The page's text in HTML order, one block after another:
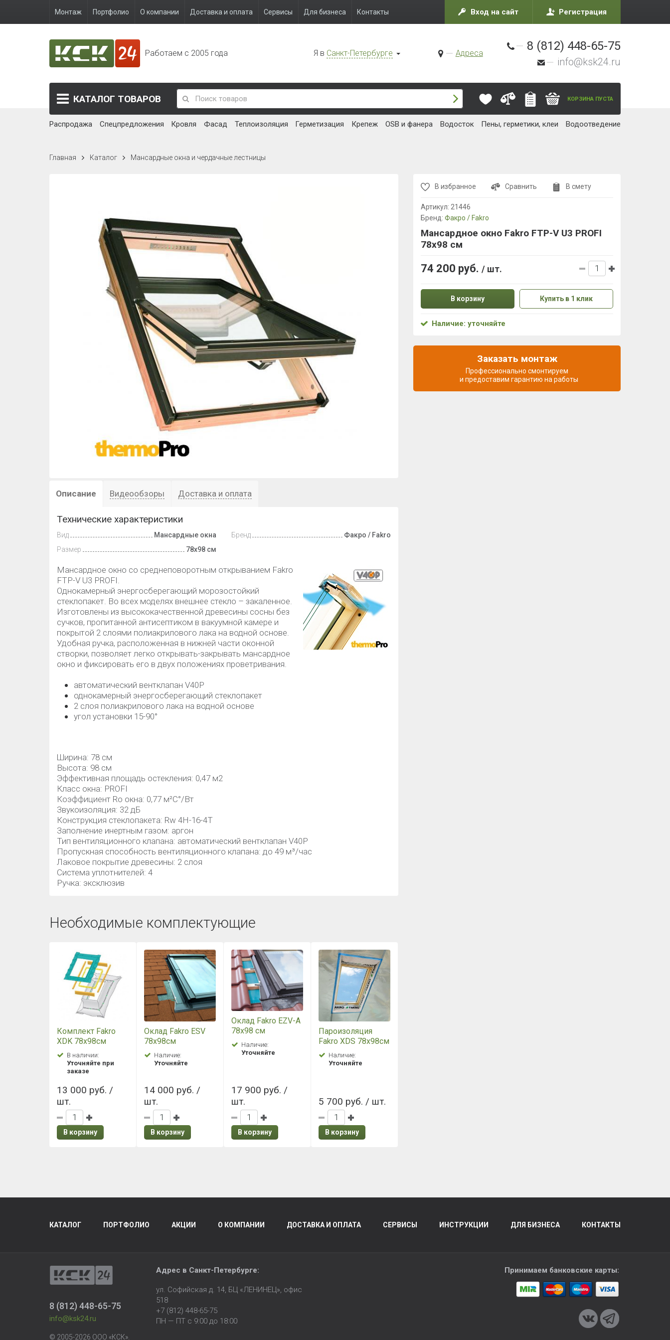
Монтаж Портфолио О компании Доставка и оплата Сервисы Для бизнеса Контакты Вход на сайт Регистрация
Работаем с 2005 года Я в Санкт-Петербурге Адреса
8 (812) 448-65-75
info@ksk24.ru
КАТАЛОГ ТОВАРОВ КОРЗИНА ПУСТА
Распродажа Спецпредложения Кровля Фасад Теплоизоляция Герметизация Крепеж OSB и фанера Водосток Пены, герметики, клеи Водоотведение
Главная Каталог Мансардные окна и чердачные лестницы
Описание Видеообзоры Доставка и оплата
Технические характеристики
Вид
Мансардные окна
Размер
78х98 см
Бренд Факро / Fakro
Мансардное окно со среднеповоротным открыванием Fakro
FTP-V U3 PROFI.
Однокамерный энергосберегающий морозостойкий
стеклопакет. Во всех моделях внешнее стекло – закаленное.
Изготовлены из высококачественной древесины сосны без
сучков, пропитанной антисептиком в вакуумной камере и
покрытой 2 слоями полиакрилового лака на водной основе.
Удобная ручка, расположенная в нижней части оконной
створки, позволяет легко открывать-закрывать мансардное
окно и фиксировать его в двух положениях проветривания.
автоматический вентклапан V40P
однокамерный энергосберегающий стеклопакет
2 слоя полиакрилового лака на водной основе
угол установки 15-90°
Ширина: 78 см
Высота: 98 см
Эффективная площадь остекления: 0,47 м2
Класс окна: PROFI
Коэффициент Rо окна: 0,77 м²С°/Вт
Звукоизоляция: 32 дБ
Конструкция стеклопакета: Rw 4H-16-4T
Заполнение инертным газом: аргон
Тип вентиляционного клапана: автоматический вентклапан V40P
Пропускная способность вентиляционного клапана: до 49 м³/час
Лаковое покрытие древесины: 2 слоя
Система уплотнителей: 4
Ручка: эксклюзив
Необходимые комплектующие
Комплект Fakro
XDK 78х98см
В наличии:
Уточняйте при
заказе
13 000 руб. /
шт.
В корзину
Оклад Fakro ESV
78х98см
Наличие:
Уточняйте
14 000 руб. /
шт.
В корзину
Оклад Fakro EZV-A
78х98 см
Наличие:
Уточняйте
17 900 руб. /
шт.
В корзину
Пароизоляция
Fakro XDS 78х98см
Наличие:
Уточняйте
5 700 руб. / шт.
В корзину
В избранное Сравнить В смету
Артикул: 21446
Бренд: Факро / Fakro
Мансардное окно Fakro FTP-V U3 PROFI
78x98 см
74 200 руб. / шт.
В корзину Купить в 1 клик
Наличие: уточняйте
Заказать монтаж
Профессионально смонтируем
и предоставим гарантию на работы
КАТАЛОГ ПОРТФОЛИО АКЦИИ О КОМПАНИИ ДОСТАВКА И ОПЛАТА СЕРВИСЫ ИНСТРУКЦИИ ДЛЯ БИЗНЕСА КОНТАКТЫ
8 (812) 448-65-75
info@ksk24.ru
© 2005-2026 ООО «КСК».
Адрес в Санкт-Петербурге:
ул. Софийская д. 14, БЦ «ЛЕНИНЕЦ», офис
518
+7 (812) 448-65-75
ПН — ПТ с 9:00 до 18:00
Принимаем банковские карты: